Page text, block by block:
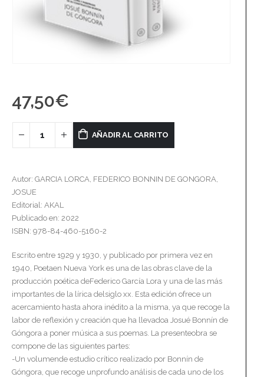
47,50€
AÑADIR AL CARRITO
Autor: GARCIA LORCA, FEDERICO BONNIN DE GONGORA,
JOSUE
Editorial: AKAL
Publicado en: 2022
ISBN: 978-84-460-5160-2
Escrito entre 1929 y 1930, y publicado por primera vez en
1940, Poetaen Nueva York es una de las obras clave de la
producción poética deFederico García Lora y una de las más
importantes de la lírica delsiglo xx. Esta edición ofrece un
acercamiento hasta ahora inédito a la misma, ya que recoge la
labor de reflexión y creación que ha llevadoa Josué Bonnín de
Góngora a poner música a sus poemas. La presenteobra se
compone de las siguientes partes:
-Un volumende estudio crítico realizado por Bonnín de
Góngora, que recoge unprofundo análisis de cada uno de los